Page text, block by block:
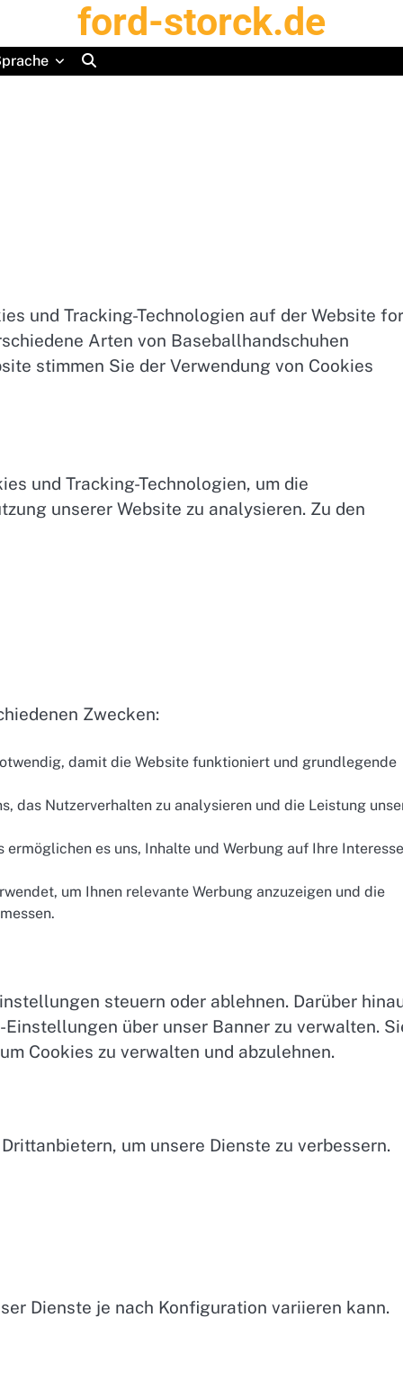
ford-storck.de
und Tracking-Technologien auf der Website
Arten von Baseballhandschuhen
stimmen Sie der Verwendung von Cookies
und Tracking-Technologien, um die
unserer Website zu analysieren. Zu den
Zwecken:
damit die Website funktioniert und grundlegende
das Nutzerverhalten zu analysieren und die Leistung
ermöglichen es uns, Inhalte und Werbung auf Ihre
um Ihnen relevante Werbung anzuzeigen und die
steuern oder ablehnen. Darüber
über unser Banner zu verwalten.
Cookies zu verwalten und abzulehnen.
um unsere Dienste zu verbessern.
Dienste je nach Konfiguration variieren kann.